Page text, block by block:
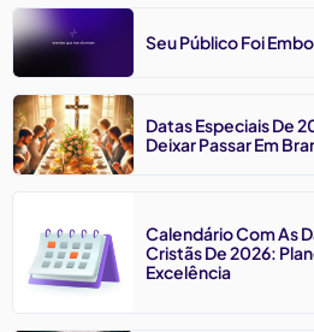
Seu Público Foi
Datas Especiais De
Deixar Passar Em
Calendário Com As
Cristãs De 2026:
Excelência